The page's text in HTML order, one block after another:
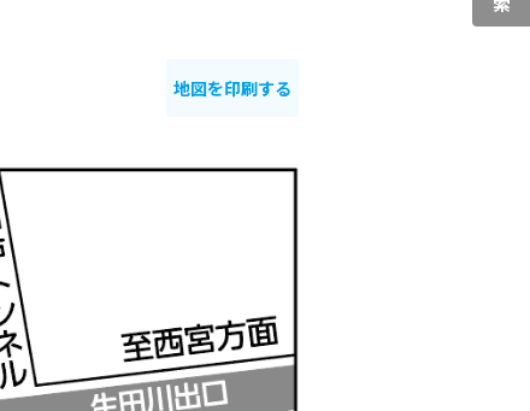
地図を印刷する